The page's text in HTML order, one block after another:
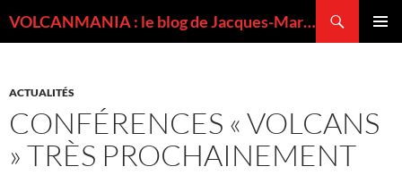
VOLCANMANIA : le blog de Jacques-Marie BARDINTZEFF, volcanologue
ACTUALITÉS
CONFÉRENCES « VOLCANS
» TRÈS PROCHAINEMENT